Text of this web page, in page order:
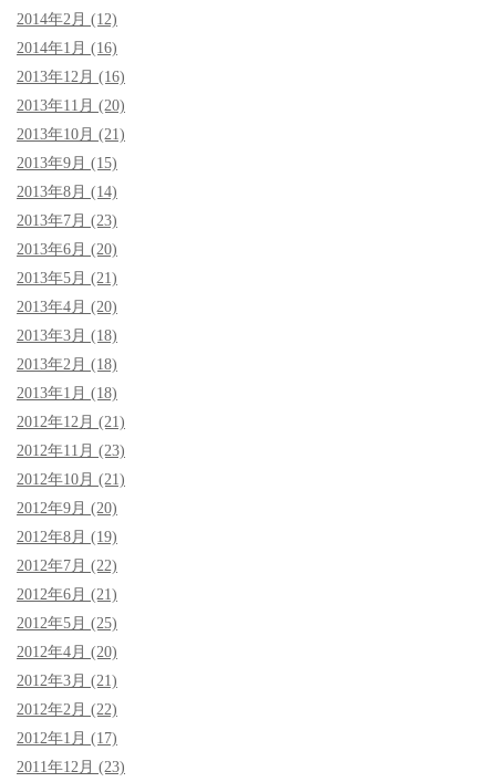
2014年2月 (12)
2014年1月 (16)
2013年12月 (16)
2013年11月 (20)
2013年10月 (21)
2013年9月 (15)
2013年8月 (14)
2013年7月 (23)
2013年6月 (20)
2013年5月 (21)
2013年4月 (20)
2013年3月 (18)
2013年2月 (18)
2013年1月 (18)
2012年12月 (21)
2012年11月 (23)
2012年10月 (21)
2012年9月 (20)
2012年8月 (19)
2012年7月 (22)
2012年6月 (21)
2012年5月 (25)
2012年4月 (20)
2012年3月 (21)
2012年2月 (22)
2012年1月 (17)
2011年12月 (23)